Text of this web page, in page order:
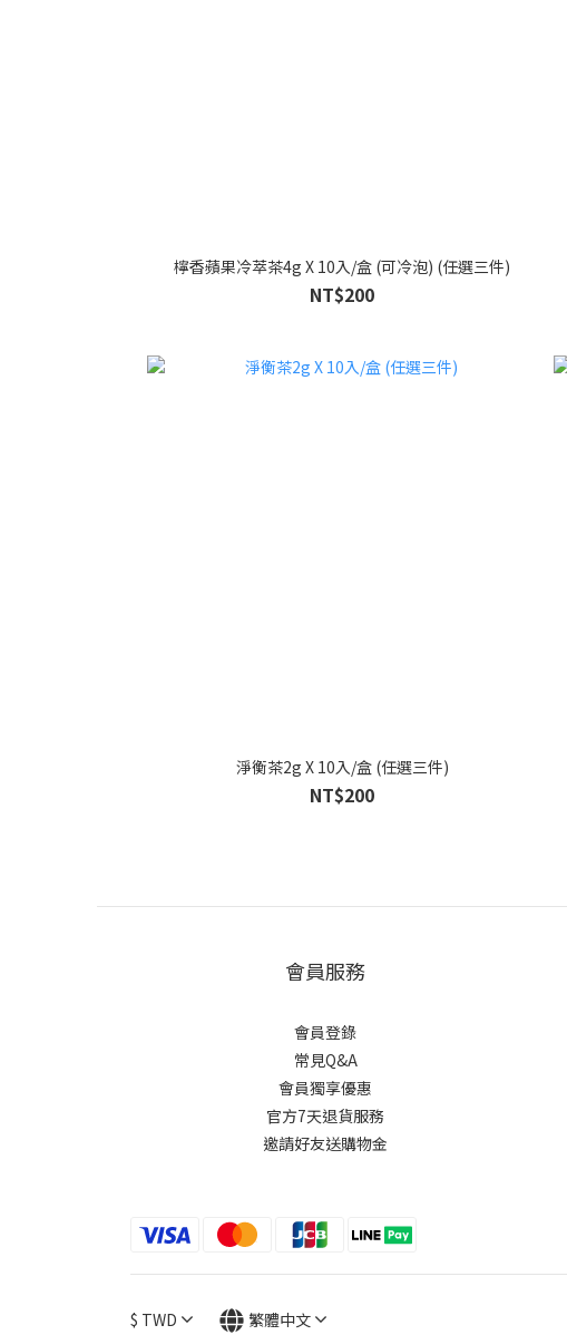
檸香蘋果冷萃茶4g X 10入/盒 (可冷泡) (任選三件)
NT$200
淨衡茶2g X 10入/盒 (任選三件)
NT$200
會員服務
會員登錄
常見Q&A
會員獨享優惠
官方7天退貨服務
邀請好友送購物金
$ TWD 繁體中文